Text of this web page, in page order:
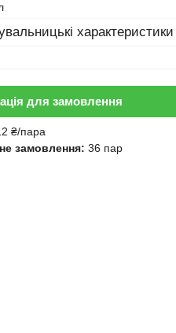
характеристики
для замовлення
₴/пара
замовлення: 36 пар